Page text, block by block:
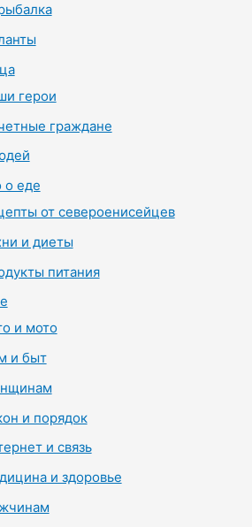
герои
граждане
о еде
от североенисейцев
и диеты
питания
и мото
и быт
и порядок
и связь
и здоровье